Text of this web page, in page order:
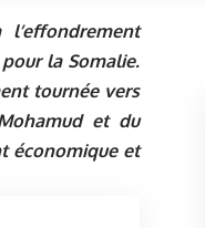
la Somalie.
tournée vers
et du
économique et